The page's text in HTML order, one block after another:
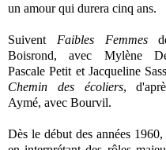
un amour qui durera cinq ans.
Suivent Faibles Femmes
Boisrond, avec Mylène
Pascale Petit et Jacqueline
Chemin des écoliers,
Aymé, avec Bourvil.
Dès le début des années